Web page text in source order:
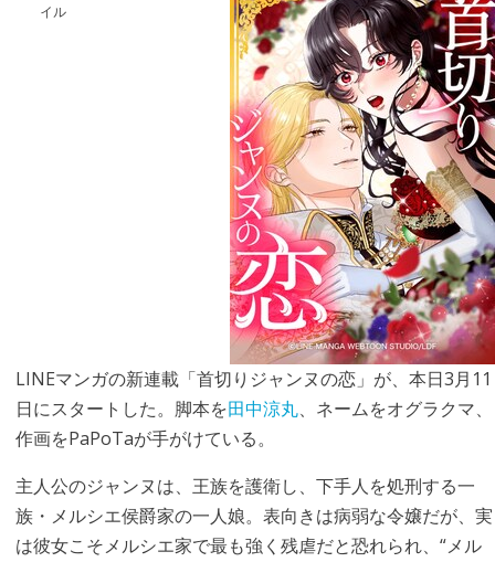
イル
LINEマンガの新連載「首切りジャンヌの恋」が、本日3月11
日にスタートした。脚本を田中涼丸、ネームをオグラクマ、
作画をPaPoTaが手がけている。
主人公のジャンヌは、王族を護衛し、下手人を処刑する一
族・メルシエ侯爵家の一人娘。表向きは病弱な令嬢だが、実
は彼女こそメルシエ家で最も強く残虐だと恐れられ、“メル